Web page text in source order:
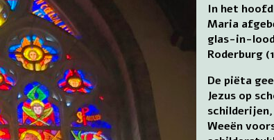
In het
Maria
glas-in-
Roderburg
De piëta
Jezus op
Weeën